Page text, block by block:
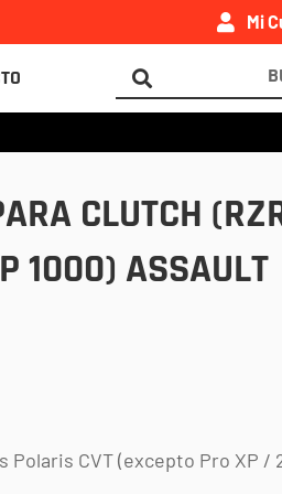
Mi
Search
...
CLUTCH
1000) ASSAULT
Polaris CVT (excepto Pro XP /